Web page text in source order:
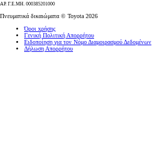
ΑΡ. Γ.Ε.ΜΗ. 000385201000
Πνευματικά δικαιώματα © Toyota 2026
Όροι xρήσης
Γενική Πολιτική Απορρήτου
Ειδοποίηση για τον Νόμο Διαμοιρασμού Δεδομένων
Δήλωση Απορρήτου